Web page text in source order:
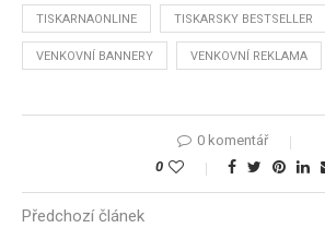
TISKARNAONLINE TISKARSKY BESTSELLER
VENKOVNÍ BANNERY VENKOVNÍ REKLAMA
0 komentář
0
Předchozí článek